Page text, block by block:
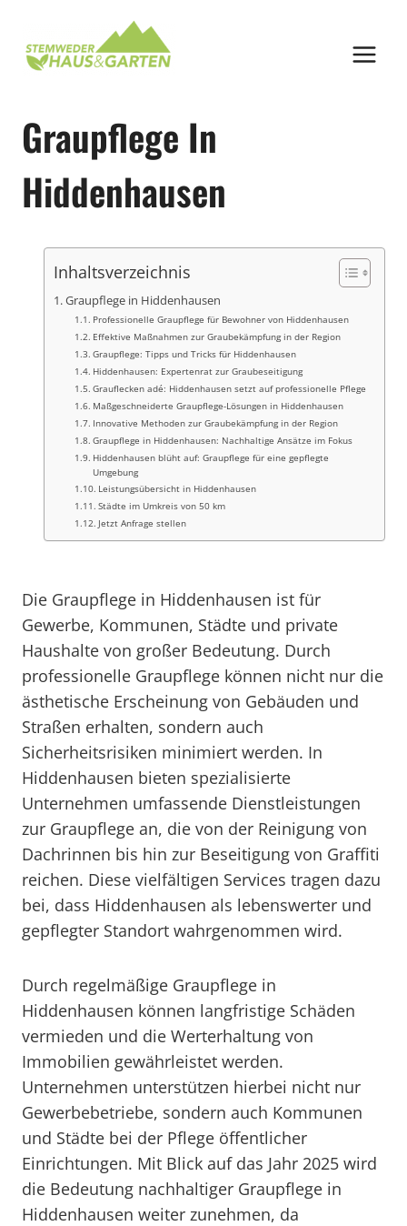
springen
Graupflege In
Hiddenhausen
Inhaltsverzeichnis
Graupflege in Hiddenhausen
Professionelle Graupflege für Bewohner von Hiddenhausen
Effektive Maßnahmen zur Graubekämpfung in der Region
Graupflege: Tipps und Tricks für Hiddenhausen
Hiddenhausen: Expertenrat zur Graubeseitigung
Grauflecken adé: Hiddenhausen setzt auf professionelle Pflege
Maßgeschneiderte Graupflege-Lösungen in Hiddenhausen
Innovative Methoden zur Graubekämpfung in der Region
Graupflege in Hiddenhausen: Nachhaltige Ansätze im Fokus
Hiddenhausen blüht auf: Graupflege für eine gepflegte
Umgebung
Leistungsübersicht in Hiddenhausen
Städte im Umkreis von 50 km
Jetzt Anfrage stellen
Die Graupflege in Hiddenhausen ist für
Gewerbe, Kommunen, Städte und private
Haushalte von großer Bedeutung. Durch
professionelle Graupflege können nicht nur die
ästhetische Erscheinung von Gebäuden und
Straßen erhalten, sondern auch
Sicherheitsrisiken minimiert werden. In
Hiddenhausen bieten spezialisierte
Unternehmen umfassende Dienstleistungen
zur Graupflege an, die von der Reinigung von
Dachrinnen bis hin zur Beseitigung von Graffiti
reichen. Diese vielfältigen Services tragen dazu
bei, dass Hiddenhausen als lebenswerter und
gepflegter Standort wahrgenommen wird.
Durch regelmäßige Graupflege in
Hiddenhausen können langfristige Schäden
vermieden und die Werterhaltung von
Immobilien gewährleistet werden.
Unternehmen unterstützen hierbei nicht nur
Gewerbebetriebe, sondern auch Kommunen
und Städte bei der Pflege öffentlicher
Einrichtungen. Mit Blick auf das Jahr 2025 wird
die Bedeutung nachhaltiger Graupflege in
Hiddenhausen weiter zunehmen, da